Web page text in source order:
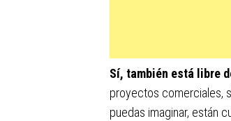
Sí, también está libre
proyectos comerciales,
puedas imaginar, están